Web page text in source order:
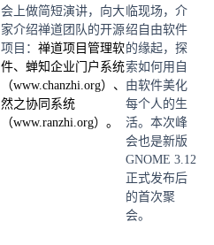
临现场，介
绍自由软件
的缘起，探
索如何用自
由软件美化
每个人的生
活。本次峰
会也是新版
GNOME 3.12
正式发布后
的首次聚
会。
会上做简短演讲，向大
家介绍禅道团队的开源
项目： 禅道项目管理软
件、 蝉知企业门户系统
（www.chanzhi.org） 、
然之协同系统
（www.ranzhi.org） 。